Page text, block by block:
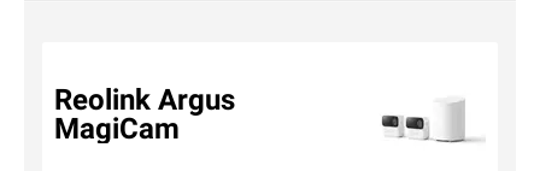
Reolink Argus
MagiCam